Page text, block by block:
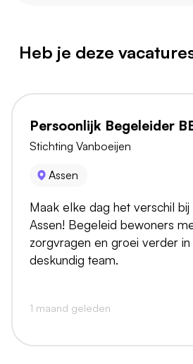
Heb je deze
Persoonlijk Begeleider
Stichting Vanboeijen
Assen
Maak elke dag het verschil bij
Assen! Begeleid bewoners
zorgvragen en groei verder
deskundig team.
1 maand geleden